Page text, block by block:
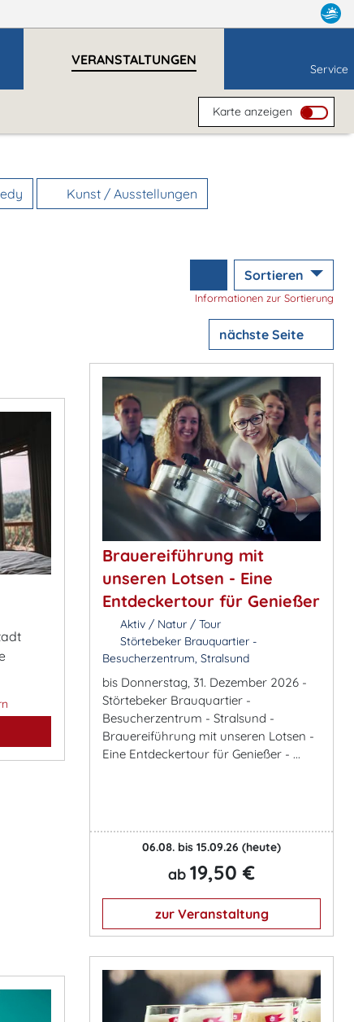
VERANSTALTUNGEN
Service
Karte anzeigen
Kunst / Ausstellungen
Sortieren
Informationen zur Sortierung
nächste Seite
Brauereiführung mit
unseren Lotsen - Eine
Entdeckertour für Genießer
Aktiv / Natur / Tour
Störtebeker Brauquartier -
Besucherzentrum, Stralsund
bis Donnerstag, 31. Dezember 2026 -
Störtebeker Brauquartier -
Besucherzentrum - Stralsund -
Brauereiführung mit unseren Lotsen -
Eine Entdeckertour für Genießer - ...
06.08. bis 15.09.26 (heute)
ab 19,50 €
zur Veranstaltung